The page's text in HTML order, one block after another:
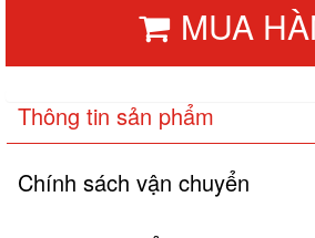
MUA
Thông tin sản phẩm
Chính sách vận chuyển